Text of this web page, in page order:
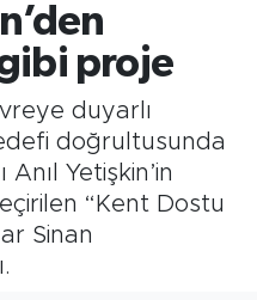
gibi proje
duyarlı
doğrultusunda
Yetişkin’in
“Kent Dostu
Sinan